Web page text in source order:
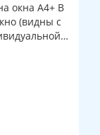
окна А4+ В
(видны с
клапаном)